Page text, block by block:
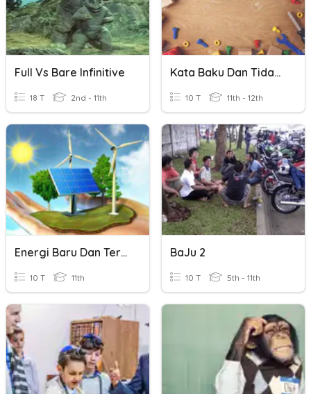
Full Vs Bare Infinitive
18 T 2nd - 11th
Kata Baku Dan Tidak Baku
10 T 11th - 12th
Energi Baru Dan Terbarukan
10 T 11th
BaJu 2
10 T 5th - 11th